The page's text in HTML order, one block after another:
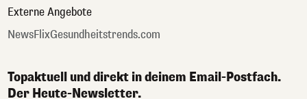
Externe Angebote
NewsFlixGesundheitstrends.com
Topaktuell und direkt in deinem Email-Postfach.
Der Heute-Newsletter.